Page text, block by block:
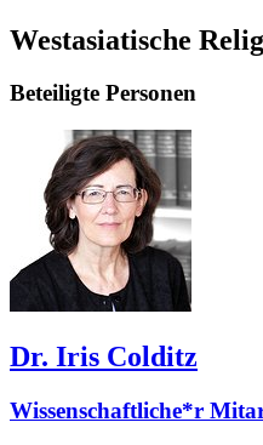
Westasiatische
Beteiligte Personen
Dr. Iris Colditz
Wissenschaftliche*r